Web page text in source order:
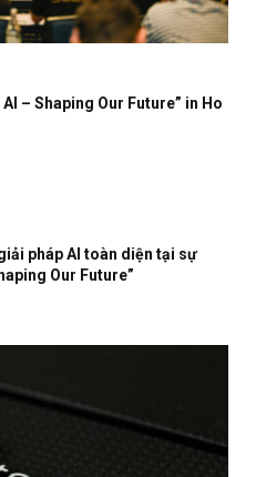
– Shaping Our Future” in Ho
pháp AI toàn diện tại sự
Our Future”